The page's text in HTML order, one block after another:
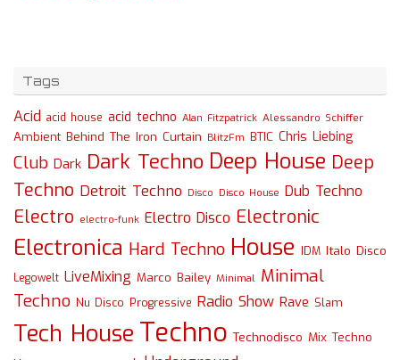
Tags
Acid acid house acid techno Alan Fitzpatrick Alessandro Schiffer
Ambient Behind The Iron Curtain BlitzFm BTIC Chris Liebing
Club Dark Dark Techno Deep House Deep
Techno Detroit Techno Disco Disco House Dub Techno
Electro electro-funk Electro Disco Electronic
Electronica Hard Techno House IDM Italo Disco
Legowelt LiveMixing Marco Bailey Minimal Minimal
Techno Nu Disco Progressive Radio Show Rave Slam
Tech House Techno Technodisco Mix Techno